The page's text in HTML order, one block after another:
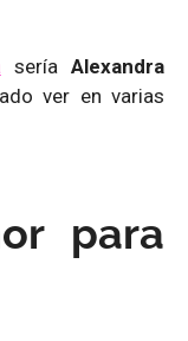
seríaAlexandra
ver en varias
para